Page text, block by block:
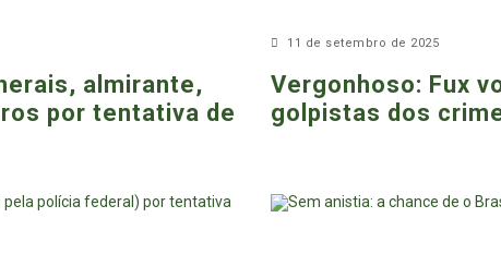
almirante,
por tentativa de
11 de setembro de 2025
Vergonhoso: Fux
golpistas dos